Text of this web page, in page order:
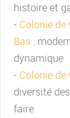
histoire et
- Colonie
Bas :
dynamique
- Colonie
diversité
faire